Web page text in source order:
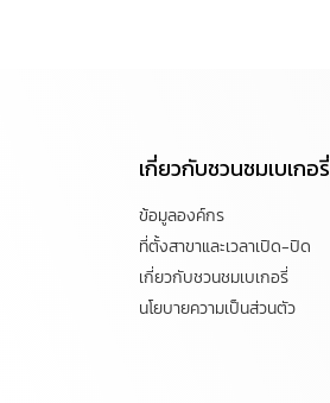
เกี่ยวกับชวนชมเบเกอรี่
ข้อมูลองค์กร
ที่ตั้งสาขาและเวลาเปิด-ปิด
เกี่ยวกับชวนชมเบเกอรี่
นโยบายความเป็นส่วนตัว